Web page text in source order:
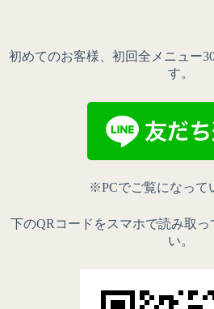
初めてのお客様、初回全メニュー
す。
※PCでご覧になって
下のQRコードをスマホで読み取
い。